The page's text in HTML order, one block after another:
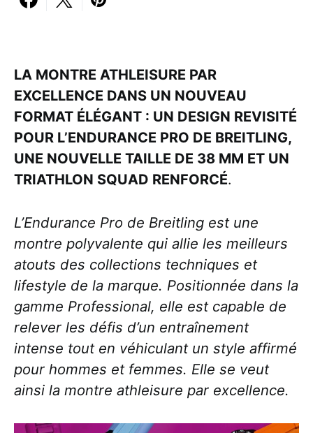
LA MONTRE ATHLEISURE PAR
EXCELLENCE DANS UN NOUVEAU
FORMAT ÉLÉGANT : UN DESIGN REVISITÉ
POUR L’ENDURANCE PRO DE BREITLING,
UNE NOUVELLE TAILLE DE 38 MM ET UN
TRIATHLON SQUAD RENFORCÉ.
L’Endurance Pro de Breitling est une
montre polyvalente qui allie les meilleurs
atouts des collections techniques et
lifestyle de la marque. Positionnée dans la
gamme Professional, elle est capable de
relever les défis d’un entraînement
intense tout en véhiculant un style affirmé
pour hommes et femmes. Elle se veut
ainsi la montre athleisure par excellence.